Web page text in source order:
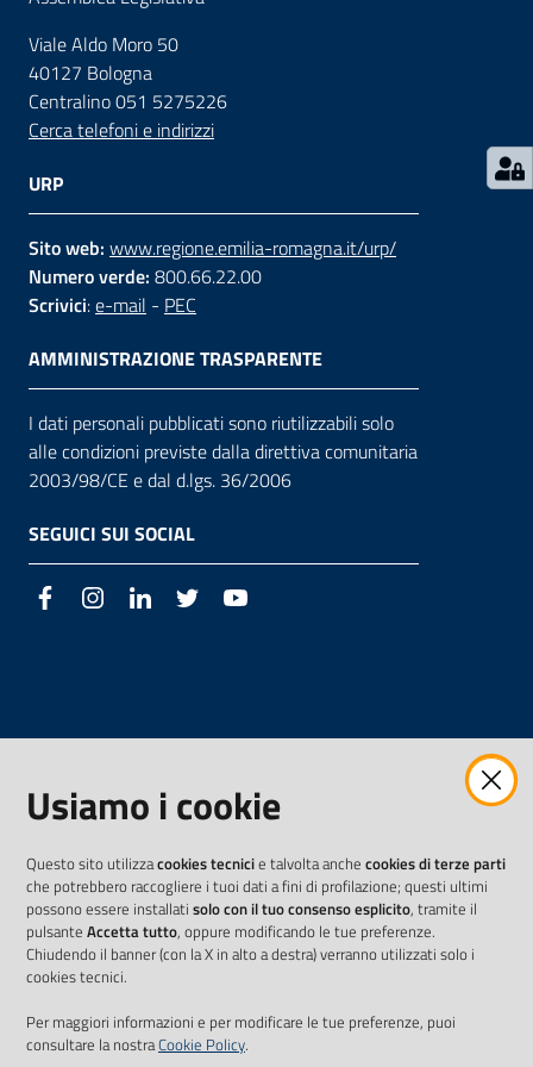
Contatti
su
Viale Aldo Moro 50
40127 Bologna
Centralino 051 5275226
Cerca telefoni e indirizzi
URP
Sito web: www.regione.emilia-romagna.it/urp/
Numero verde: 800.66.22.00
Scrivici:e-mail - PEC
AMMINISTRAZIONE TRASPARENTE
I dati personali pubblicati sono riutilizzabili solo
alle condizioni previste dalla direttiva comunitaria
2003/98/CE e dal d.lgs. 36/2006
SEGUICI SUI SOCIAL
FacebookInstagramLinkedIn Twitter
Usiamo i cookie
Questo sito utilizzacookies tecnicie talvolta anche cookies di terze parti
che potrebbero raccogliere i tuoi dati a fini di profilazione; questi ultimi
possono essere installati solo con il tuo consenso esplicito, tramite il
pulsante Accetta tutto, oppure modificando le tue preferenze.
Chiudendo il banner (con la X in alto a destra) verranno utilizzati solo i
cookies tecnici.
Per maggiori informazioni e per modificare le tue preferenze, puoi
consultare la nostraCookie Policy.